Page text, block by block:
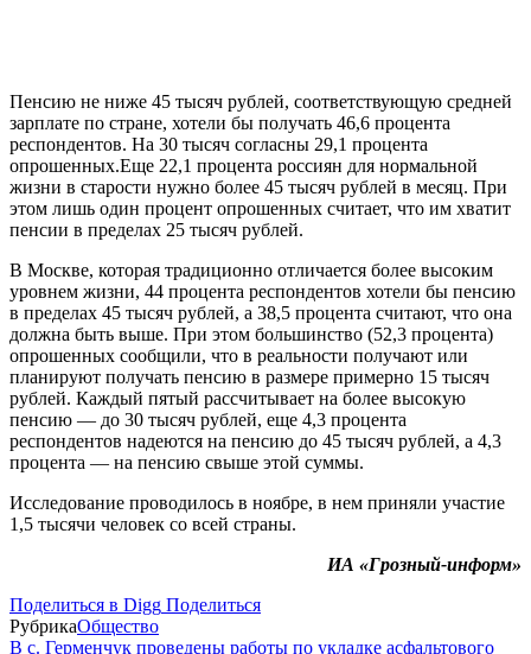
Пенсию не ниже 45 тысяч рублей, соответствующую средней
зарплате по стране, хотели бы получать 46,6 процента
респондентов. На 30 тысяч согласны 29,1 процента
опрошенных.Еще 22,1 процента россиян для нормальной
жизни в старости нужно более 45 тысяч рублей в месяц. При
этом лишь один процент опрошенных считает, что им хватит
пенсии в пределах 25 тысяч рублей.
В Москве, которая традиционно отличается более высоким
уровнем жизни, 44 процента респондентов хотели бы пенсию
в пределах 45 тысяч рублей, а 38,5 процента считают, что она
должна быть выше. При этом большинство (52,3 процента)
опрошенных сообщили, что в реальности получают или
планируют получать пенсию в размере примерно 15 тысяч
рублей. Каждый пятый рассчитывает на более высокую
пенсию — до 30 тысяч рублей, еще 4,3 процента
респондентов надеются на пенсию до 45 тысяч рублей, а 4,3
процента — на пенсию свыше этой суммы.
Исследование проводилось в ноябре, в нем приняли участие
1,5 тысячи человек со всей страны.
ИА «Грозный-информ»
Поделиться в Digg Поделиться
РубрикаОбщество
В с. Герменчук проведены работы по укладке асфальтового